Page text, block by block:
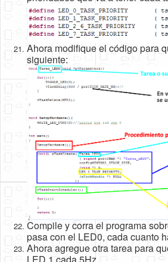
Ahora modifique el código para
siguiente:
Compile y corra el programa
pasa con el LED0, cada cuanto
Ahora agregue otra tarea para
LED 1 cada 5Hz.